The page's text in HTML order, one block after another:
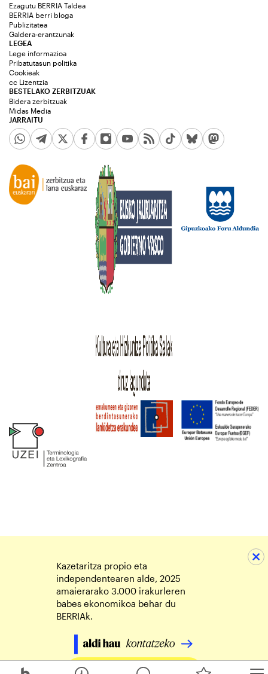
Ezagutu BERRIA Taldea
BERRIA berri bloga
Publizitatea
Galdera-erantzunak
JARRAITU
LEGEA
Lege informazioa
Pribatutasun politika
Cookieak
cc Lizentzia
BESTELAKO ZERBITZUAK
Bidera zerbitzuak
Midas Media
Kazetaritza propio eta
independentearen alde, 2025
amaierarako 3.000 irakurleren
babes ekonomikoa behar du
BERRIAk.
Egin zure ekarpena